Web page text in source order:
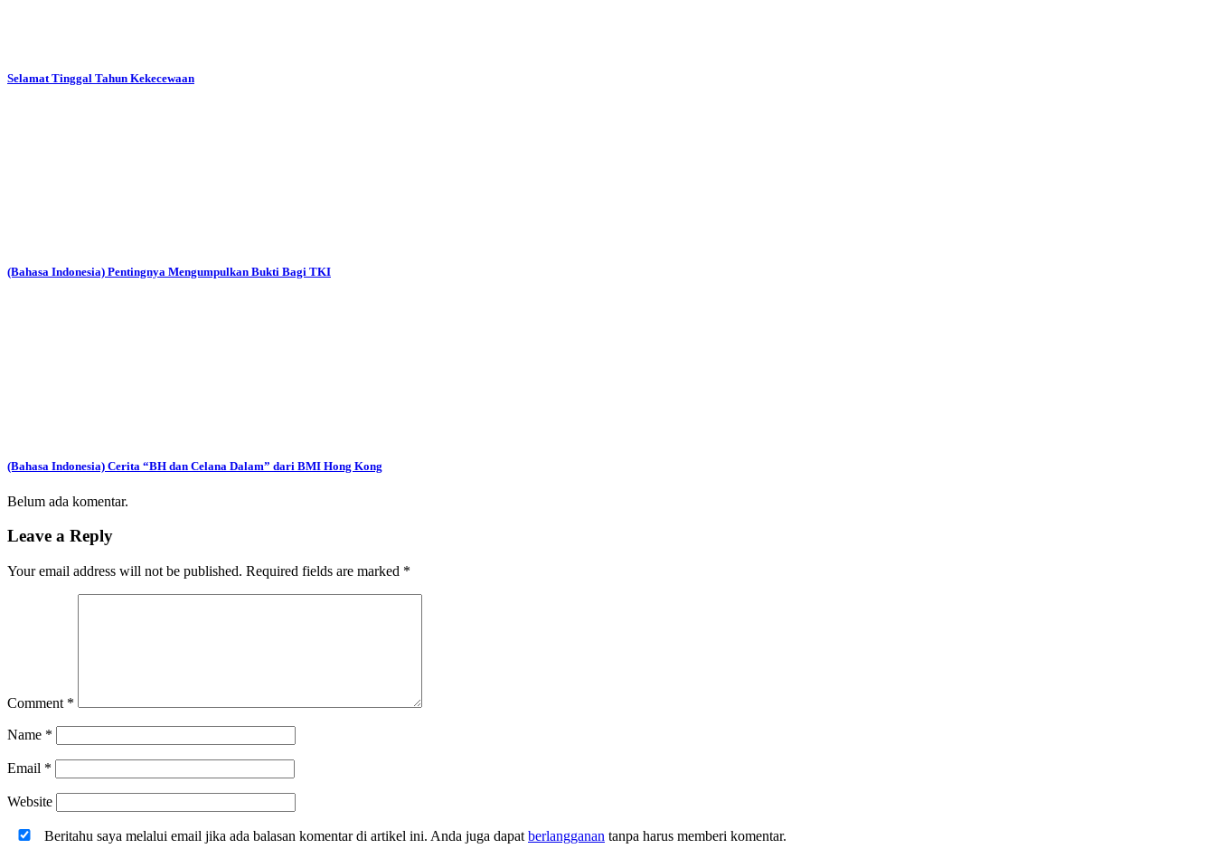
Selamat Tinggal Tahun Kekecewaan
(Bahasa Indonesia) Pentingnya Mengumpulkan Bukti Bagi TKI
(Bahasa Indonesia) Cerita “BH dan Celana Dalam” dari BMI Hong Kong
Belum ada komentar.
Leave a Reply
Your email address will not be published. Required fields are marked *
Comment *
Name *
Email *
Website
Beritahu saya melalui email jika ada balasan komentar di artikel ini. Anda juga dapat berlangganan tanpa harus memberi komentar.